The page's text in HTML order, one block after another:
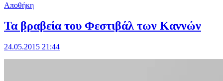
Αποθήκη
Τα βραβεία του Φεστιβάλ των Καννών
24.05.2015 21:44